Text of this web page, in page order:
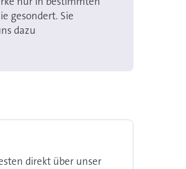
gesondert. Sie
dazu
direkt über unser